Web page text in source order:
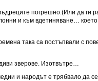
погрешно.(Или да ги
и към вдетиняване…
така са постъпвали с
зверове. Изотвътре…
и народът е трябвало да